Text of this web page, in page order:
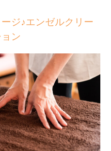
ジ♪エンゼルクリー
ン